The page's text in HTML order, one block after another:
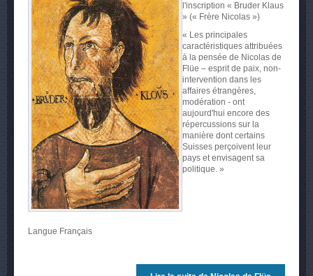
l'inscription « Bruder Klaus
» (« Frère Nicolas »)
« Les principales
caractéristiques attribuées
à la pensée de Nicolas de
Flüe – esprit de paix, non-
intervention dans les
affaires étrangères,
modération - ont
aujourd'hui encore des
répercussions sur la
manière dont certains
Suisses perçoivent leur
pays et envisagent sa
politique. »
Langue Français